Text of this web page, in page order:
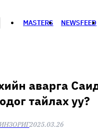
MASTERS NEWSFEED
аварга
тайлах уу?
2025.03.26